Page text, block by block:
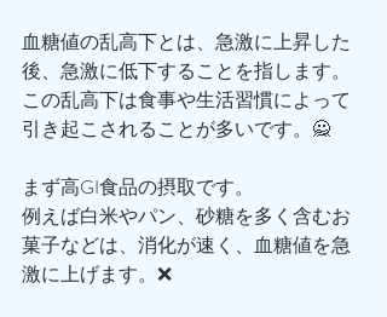
血糖値の乱高下とは、急激に上昇した
後、急激に低下することを指します。
この乱高下は食事や生活習慣によって
引き起こされることが多いです。🙅
まず高GI食品の摂取です。
例えば白米やパン、砂糖を多く含むお
菓子などは、消化が速く、血糖値を急
激に上げます。❌